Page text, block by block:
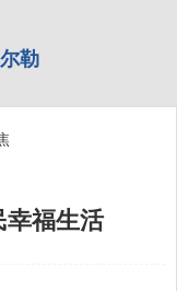
勒
幸福生活